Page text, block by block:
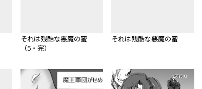
それは残酷な悪魔の蜜
（5・完）
それは残酷な悪魔の蜜